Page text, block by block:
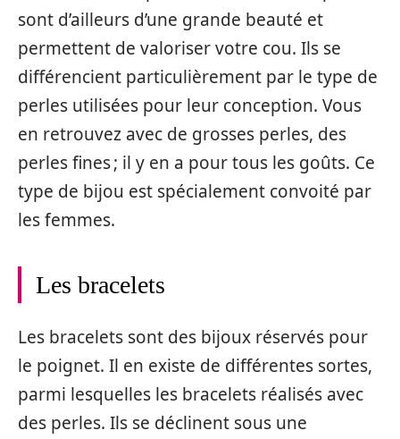
sont d’ailleurs d’une grande beauté et
permettent de valoriser votre cou. Ils se
différencient particulièrement par le type de
perles utilisées pour leur conception. Vous
en retrouvez avec de grosses perles, des
perles fines ; il y en a pour tous les goûts. Ce
type de bijou est spécialement convoité par
les femmes.
Les bracelets
Les bracelets sont des bijoux réservés pour
le poignet. Il en existe de différentes sortes,
parmi lesquelles les bracelets réalisés avec
des perles. Ils se déclinent sous une